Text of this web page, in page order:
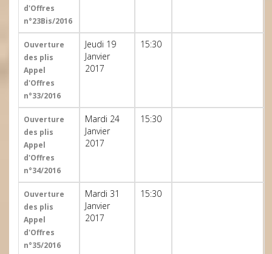
d'Offres
n°23Bis/2016
Ouverture
des plis
Appel
d'Offres
n°33/2016
Jeudi 19
Janvier
2017
15:30
Ouverture
des plis
Appel
d'Offres
n°34/2016
Mardi 24
Janvier
2017
15:30
Ouverture
des plis
Appel
d'Offres
n°35/2016
Mardi 31
Janvier
2017
15:30